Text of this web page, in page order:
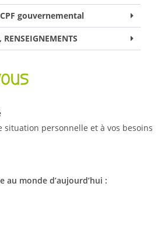
gouvernemental
situation personnelle et à vos besoins
au monde d’aujourd’hui :